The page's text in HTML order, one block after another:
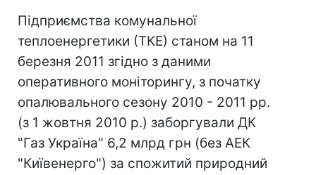
Підприємства комунальної
теплоенергетики (ТКЕ) станом на 11
березня 2011 згідно з даними
оперативного моніторингу, з початку
опалювального сезону 2010 - 2011 рр.
(з 1 жовтня 2010 р.) заборгували ДК
"Газ Україна" 6,2 млрд грн (без АЕК
"Київенерго") за спожитий природний